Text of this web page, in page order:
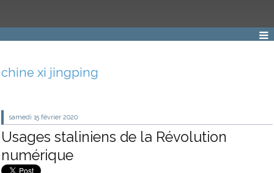
chine xi jingping
samedi 15 février 2020
Usages staliniens de la Révolution
numérique